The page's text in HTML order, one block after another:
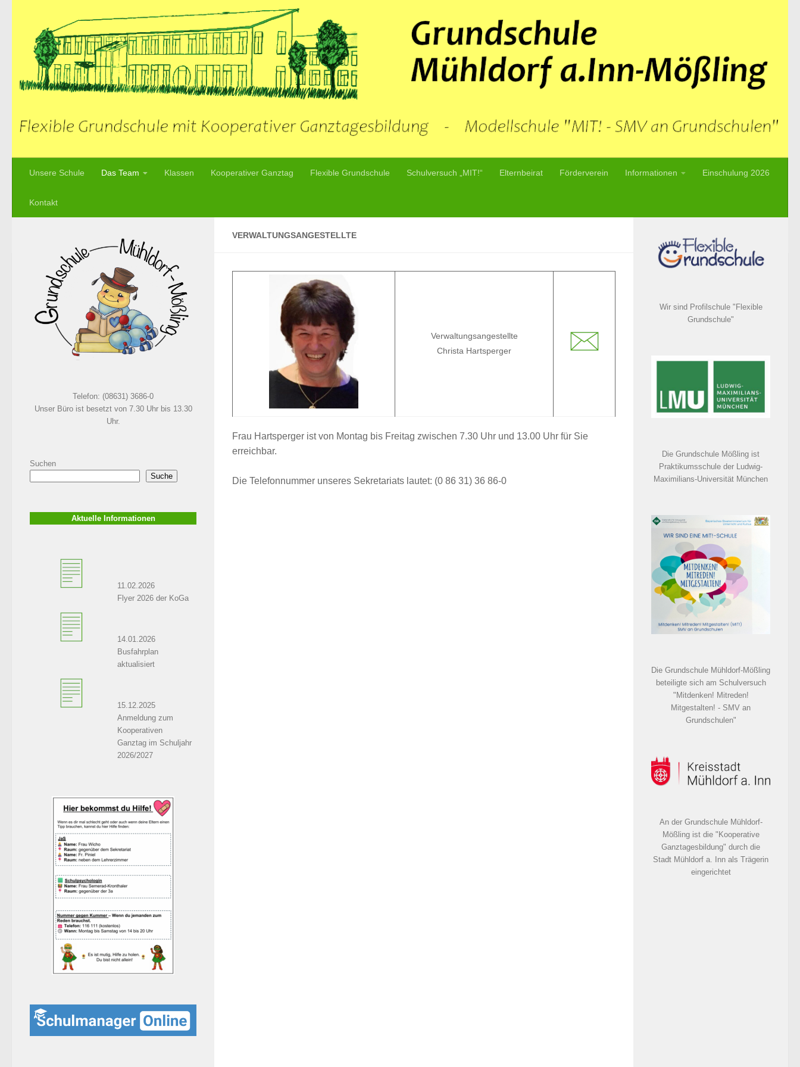
Unsere Schule Das Team Klassen Kooperativer Ganztag Flexible Grundschule Schulversuch „MIT!“ Elternbeirat Förderverein Informationen Einschulung 2026
Kontakt
VERWALTUNGSANGESTELLTE
Verwaltungsangestellte
Christa Hartsperger
Frau Hartsperger ist von Montag bis Freitag zwischen 7.30 Uhr und 13.00 Uhr für Sie
erreichbar.
Die Telefonnummer unseres Sekretariats lautet: (0 86 31) 36 86-0
Telefon: (08631) 3686-0
Unser Büro ist besetzt von 7.30 Uhr bis 13.30
Uhr.
Suchen
Suche
Aktuelle Informationen
11.02.2026
Flyer 2026 der KoGa
14.01.2026
Busfahrplan
aktualisiert
15.12.2025
Anmeldung zum
Kooperativen
Ganztag im Schuljahr
2026/2027
Wir sind Profilschule "Flexible
Grundschule"
Die Grundschule Mößling ist
Praktikumsschule der Ludwig-
Maximilians-Universität München
Die Grundschule Mühldorf-Mößling
beteiligte sich am Schulversuch
"Mitdenken! Mitreden!
Mitgestalten! - SMV an
Grundschulen"
An der Grundschule Mühldorf-
Mößling ist die "Kooperative
Ganztagesbildung" durch die
Stadt Mühldorf a. Inn als Trägerin
eingerichtet